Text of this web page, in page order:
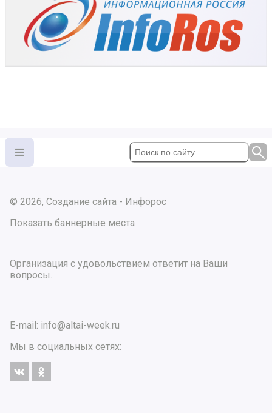
© 2026, Создание сайта - Инфорос
Показать баннерные места
Организация с удовольствием ответит на Ваши
вопросы.
E-mail: info@altai-week.ru
Мы в социальных сетях: